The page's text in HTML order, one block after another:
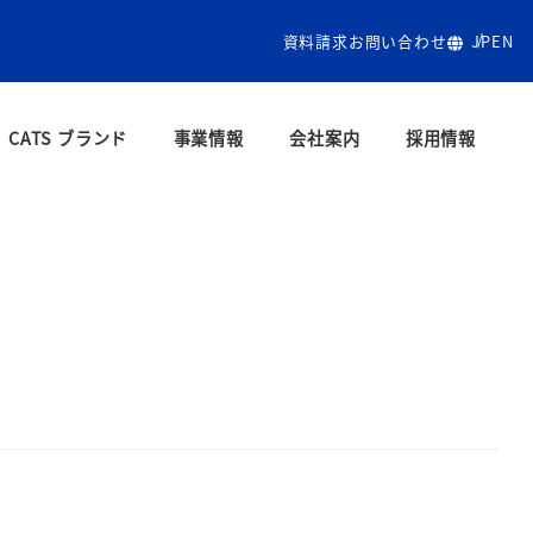
資料請求お問い合わせ JPEN
CATS ブランド 事業情報 会社案内 採用情報